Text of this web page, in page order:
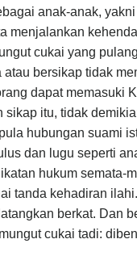
anak-anak,
menjalankan
cukai yang
atau bersikap tidak
dapat memasuki
sikap itu, tidak
hubungan suami
dan lugu seperti
hukum semata-
tanda kehadiran
berkat. Dan
cukai tadi: